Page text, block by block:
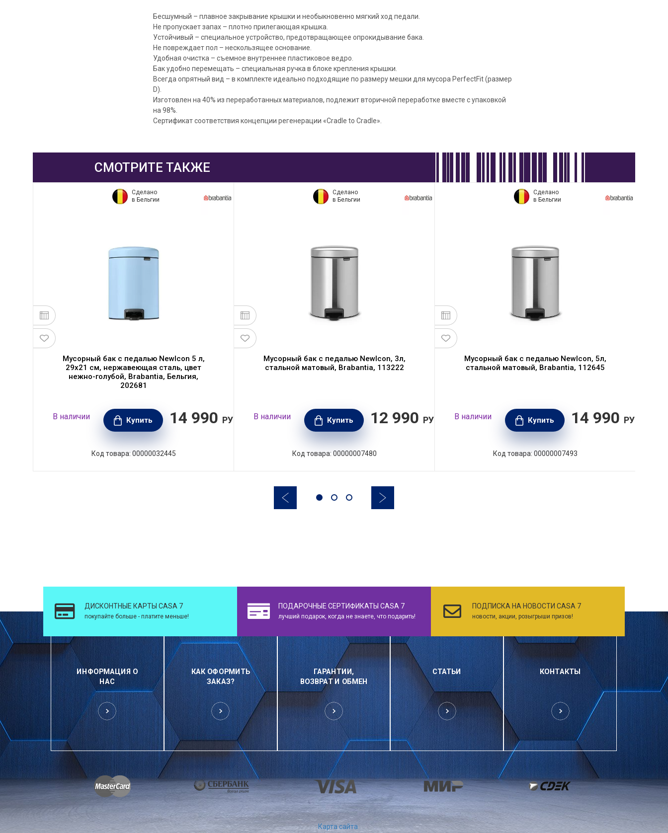
Бесшумный – плавное закрывание крышки и необыкновенно мягкий ход педали.
Не пропускает запах – плотно прилегающая крышка.
Устойчивый – специальное устройство, предотвращающее опрокидывание бака.
Не повреждает пол – нескользящее основание.
Удобная очистка – съемное внутреннее пластиковое ведро.
Бак удобно перемещать – специальная ручка в блоке крепления крышки.
Всегда опрятный вид – в комплекте идеально подходящие по размеру мешки для мусора PerfectFit (размер
D).
Изготовлен на 40% из переработанных материалов, подлежит вторичной переработке вместе с упаковкой
на 98%.
Сертификат соответствия концепции регенерации «Cradle to Cradle».
СМОТРИТЕ ТАКЖЕ
Сделано
в Бельгии
Мусорный бак с педалью NewIcon 5 л,
29x21 см, нержавеющая сталь, цвет
нежно-голубой, Brabantia, Бельгия,
202681
В наличии Купить 14 990 РУБ.
Код товара: 00000032445
Сделано
в Бельгии
Мусорный бак с педалью NewIcon, 3л,
стальной матовый, Brabantia, 113222
В наличии Купить 12 990 РУБ.
Код товара: 00000007480
Сделано
в Бельгии
Мусорный бак с педалью NewIcon, 5л,
стальной матовый, Brabantia, 112645
В наличии Купить 14 990 РУБ.
Код товара: 00000007493
ДИСКОНТНЫЕ КАРТЫ CASA 7
покупайте больше - платите меньше!
ПОДАРОЧНЫЕ СЕРТИФИКАТЫ CASA 7
лучший подарок, когда не знаете, что подарить!
ПОДПИСКА НА НОВОСТИ CASA 7
новости, акции, розыгрыши призов!
ИНФОРМАЦИЯ О
НАС
КАК ОФОРМИТЬ
ЗАКАЗ?
ГАРАНТИИ,
ВОЗВРАТ И ОБМЕН
СТАТЬИ КОНТАКТЫ
Карта сайта